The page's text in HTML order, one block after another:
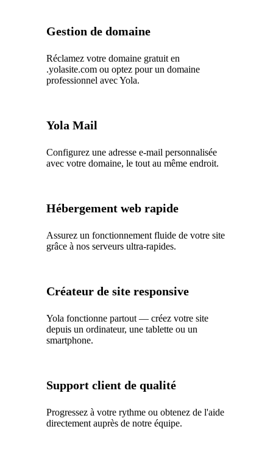
Gestion de domaine
Réclamez votre domaine gratuit en
.yolasite.com ou optez pour un domaine
professionnel avec Yola.
Yola Mail
Configurez une adresse e-mail personnalisée
avec votre domaine, le tout au même endroit.
Hébergement web rapide
Assurez un fonctionnement fluide de votre site
grâce à nos serveurs ultra-rapides.
Créateur de site responsive
Yola fonctionne partout — créez votre site
depuis un ordinateur, une tablette ou un
smartphone.
Support client de qualité
Progressez à votre rythme ou obtenez de l'aide
directement auprès de notre équipe.